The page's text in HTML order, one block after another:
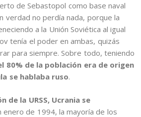
de Sebastopol como base naval
verdad no perdía nada, porque la
a la Unión Soviética al igual
tenía el poder en ambas, quizás
para siempre. Sobre todo, teniendo
80% de la población era de origen
se hablaba ruso.
de la URSS, Ucrania se
enero de 1994, la mayoría de los